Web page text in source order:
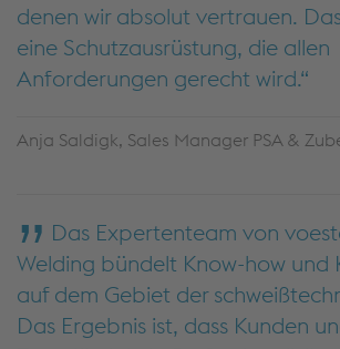
denen wir absolut vertrauen.
eine Schutzausrüstung, die allen
Anforderungen gerecht wird.
Anja Saldigk, Sales Manager PSA &
Das Expertenteam von
Welding bündelt Know-how und
auf dem Gebiet der
Das Ergebnis ist, dass Kunden